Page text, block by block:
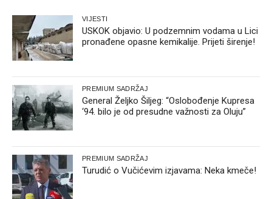
VIJESTI
USKOK objavio: U podzemnim vodama u Lici
pronađene opasne kemikalije. Prijeti širenje!
PREMIUM SADRŽAJ
General Željko Šiljeg: “Oslobođenje Kupresa
‘94. bilo je od presudne važnosti za Oluju”
PREMIUM SADRŽAJ
Turudić o Vučićevim izjavama: Neka kmeče!